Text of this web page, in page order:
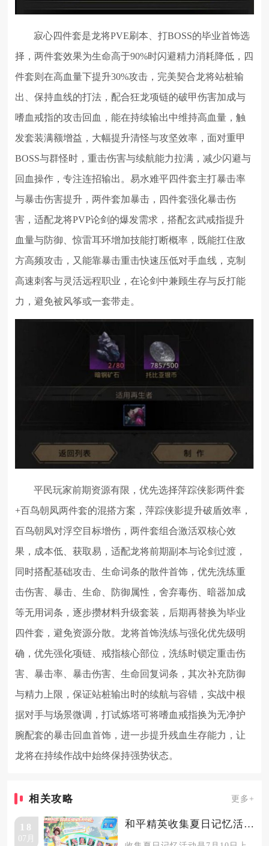
寂心四件套是龙将PVE刷本、打BOSS的毕业首饰选
择，两件套效果为生命高于90%时闪避精力消耗降低，四
件套则在高血量下提升30%攻击，完美契合龙将站桩输
出、保持血线的打法，配合狂龙项链的破甲伤害加成与
嗜血戒指的攻击回血，能在持续输出中维持高血量，触
发套装满额增益，大幅提升清怪与攻坚效率，面对重甲
BOSS与群怪时，重击伤害与续航能力拉满，减少闪避与
回血操作，专注连招输出。易水难平四件套主打暴击率
与暴击伤害提升，两件套加暴击，四件套强化暴击伤
害，适配龙将PVP论剑的爆发需求，搭配玄武戒指提升
血量与防御、惊雷耳环增加技能打断概率，既能扛住敌
方高频攻击，又能靠暴击重击快速压低对手血线，克制
高速刺客与灵活远程职业，在论剑中兼顾生存与反打能
力，避免被风筝或一套带走。
平民玩家前期资源有限，优先选择萍踪侠影两件套
+百鸟朝凤两件套的混搭方案，萍踪侠影提升破盾效率，
百鸟朝凤对浮空目标增伤，两件套组合激活双核心效
果，成本低、获取易，适配龙将前期副本与论剑过渡，
同时搭配基础攻击、生命词条的散件首饰，优先洗练重
击伤害、暴击、生命、防御属性，舍弃毒伤、暗器加成
等无用词条，逐步攒材料升级套装，后期再替换为毕业
四件套，避免资源分散。龙将首饰洗练与强化优先级明
确，优先强化项链、戒指核心部位，洗练时锁定重击伤
害、暴击率、暴击伤害、生命回复词条，其次补充防御
与精力上限，保证站桩输出时的续航与容错，实战中根
据对手与场景微调，打试炼塔可将嗜血戒指换为无净护
腕配套的暴击回血首饰，进一步提升残血生存能力，让
龙将在持续作战中始终保持强势状态。
相关攻略 更多+
18
07月
和平精英收集夏日记忆活动怎么参与